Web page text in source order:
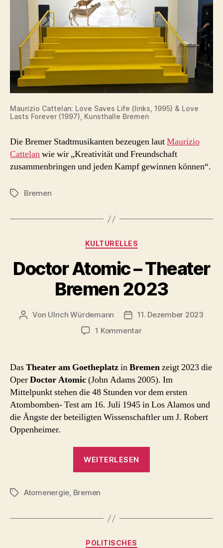
Maurizio Cattelan: Love Saves Life (links, 1995) & Love
Lasts Forever (1997), Kunsthalle Bremen
Die Bremer Stadtmusikanten bezeugen lautMaurizio
Cattelanwie wir „Kreativität und Freundschaft
zusammenbringen und jeden Kampf gewinnen können“.
Schlagwörter
Bremen
Kategorien
KULTURELLES
Doctor Atomic – Theater
Bremen 2023
Beitragsautor
Von Ulrich Würdemann Beitragsdatum
11. Dezember 2023
1 Kommentarzu
Bremen
2023
DasTheater am GoetheplatzinBremenzeigt 2023 die
OperDoctor Atomic(John Adams 2005). Im
Mittelpunkt stehen die 48 Stunden vor dem ersten
Atombomben- Test am 16. Juli 1945 in Los Alamos und
die Ängste der beteiligten Wissenschaftler um J. Robert
Oppenheimer.
WEITERLESEN
2023“
Schlagwörter
Atomenergie, Bremen
Kategorien
POLITISCHES